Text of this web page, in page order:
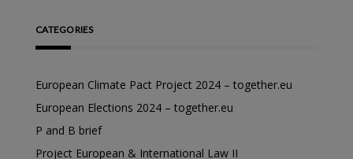
CATEGORIES
European Climate Pact Project 2024 – together.eu
European Elections 2024 – together.eu
P and B brief
Project European & International Law II